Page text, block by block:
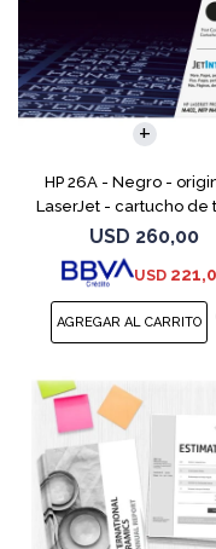
HP 26A - Negro -
LaserJet - cartucho de
(CF226A) - para
M402, MFP M426
USD 260,00
USD